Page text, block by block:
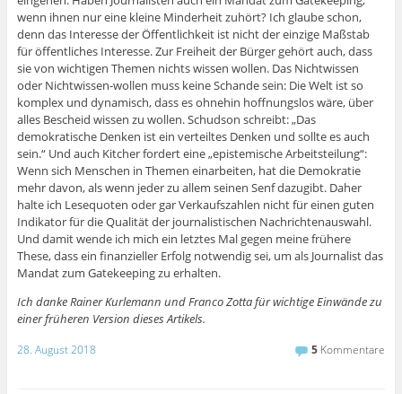
wenn ihnen nur eine kleine Minderheit zuhört? Ich glaube schon,
denn das Interesse der Öffentlichkeit ist nicht der einzige Maßstab
für öffentliches Interesse. Zur Freiheit der Bürger gehört auch, dass
sie von wichtigen Themen nichts wissen wollen. Das Nichtwissen
oder Nichtwissen-wollen muss keine Schande sein: Die Welt ist so
komplex und dynamisch, dass es ohnehin hoffnungslos wäre, über
alles Bescheid wissen zu wollen. Schudson schreibt: „Das
demokratische Denken ist ein verteiltes Denken und sollte es auch
sein.“ Und auch Kitcher fordert eine „epistemische Arbeitsteilung“:
Wenn sich Menschen in Themen einarbeiten, hat die Demokratie
mehr davon, als wenn jeder zu allem seinen Senf dazugibt. Daher
halte ich Lesequoten oder gar Verkaufszahlen nicht für einen guten
Indikator für die Qualität der journalistischen Nachrichtenauswahl.
Und damit wende ich mich ein letztes Mal gegen meine frühere
These, dass ein finanzieller Erfolg notwendig sei, um als Journalist das
Mandat zum Gatekeeping zu erhalten.
Ich danke Rainer Kurlemann und Franco Zotta für wichtige Einwände zu
einer früheren Version dieses Artikels.
28. August 2018 5 Kommentare